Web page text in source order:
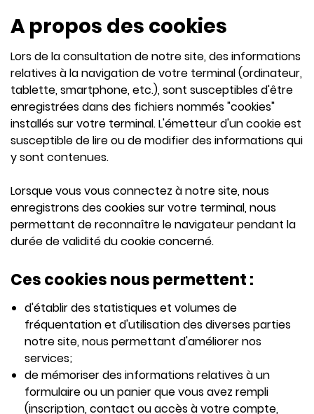
A propos des cookies
Lors de la consultation de notre site, des informations
relatives à la navigation de votre terminal (ordinateur,
tablette, smartphone, etc.), sont susceptibles d'être
enregistrées dans des fichiers nommés "cookies"
installés sur votre terminal. L'émetteur d'un cookie est
susceptible de lire ou de modifier des informations qui
y sont contenues.
Lorsque vous vous connectez à notre site, nous
enregistrons des cookies sur votre terminal, nous
permettant de reconnaître le navigateur pendant la
durée de validité du cookie concerné.
Ces cookies nous permettent :
d'établir des statistiques et volumes de
fréquentation et d'utilisation des diverses parties
notre site, nous permettant d'améliorer nos
services;
de mémoriser des informations relatives à un
formulaire ou un panier que vous avez rempli
(inscription, contact ou accès à votre compte,